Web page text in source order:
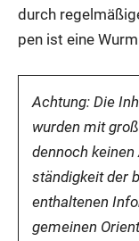
durch
pen ist eine
Ach­tung: Die
wur­den mit
den­noch
stän­dig­keit der
ent­hal­te­nen
ge­mei­nen